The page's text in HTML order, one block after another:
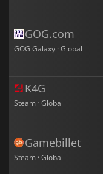
GOG.com
GOG Galaxy · Global
K4G
Steam · Global
Gamebillet
Steam · Global